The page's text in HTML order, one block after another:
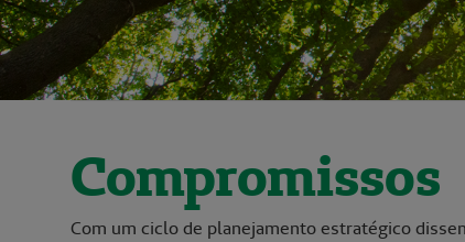
Compromissos
Com um ciclo de planejamento estratégico